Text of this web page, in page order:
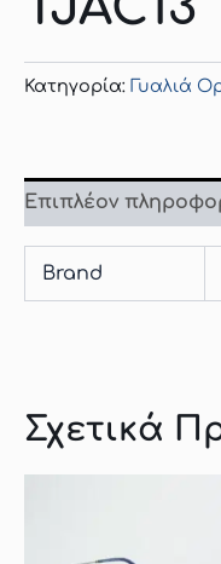
Κατηγορία: Γυαλιά
Επιπλέον
Brand
Σχετικά